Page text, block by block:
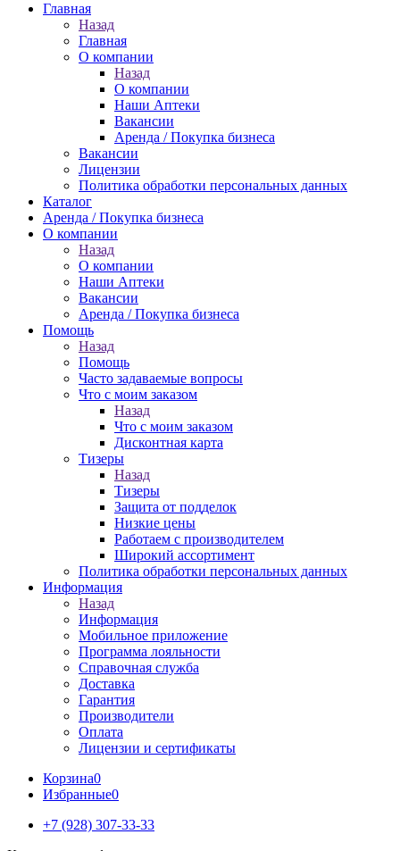
Главная
Назад
Главная
О компании
Назад
О компании
Наши Аптеки
Вакансии
Аренда / Покупка бизнеса
Вакансии
Лицензии
Политика обработки персональных данных
Каталог
Аренда / Покупка бизнеса
О компании
Назад
О компании
Наши Аптеки
Вакансии
Аренда / Покупка бизнеса
Помощь
Назад
Помощь
Часто задаваемые вопросы
Что с моим заказом
Назад
Что с моим заказом
Дисконтная карта
Тизеры
Назад
Тизеры
Защита от подделок
Низкие цены
Работаем с производителем
Широкий ассортимент
Политика обработки персональных данных
Информация
Назад
Информация
Мобильное приложение
Программа лояльности
Справочная служба
Доставка
Гарантия
Производители
Оплата
Лицензии и сертификаты
Корзина0
Избранные0
+7 (928) 307-33-33